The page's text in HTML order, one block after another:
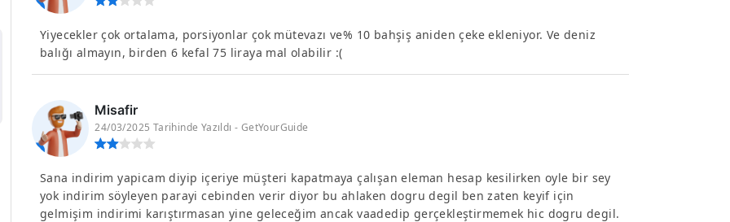
Yiyecekler çok ortalama, porsiyonlar çok mütevazı ve% 10 bahşiş aniden çeke ekleniyor. Ve deniz
balığı almayın, birden 6 kefal 75 liraya mal olabilir :(
Misafir
24/03/2025 Tarihinde Yazıldı - GetYourGuide
Sana indirim yapicam diyip içeriye müşteri kapatmaya çalışan eleman hesap kesilirken oyle bir sey
yok indirim söyleyen parayi cebinden verir diyor bu ahlaken dogru degil ben zaten keyif için
gelmişim indirimi karıştırmasan yine geleceğim ancak vaadedip gerçekleştirmemek hic dogru degil.